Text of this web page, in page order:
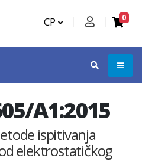
СР 0
A1:2015
ispitivanja
elektrostatičkog